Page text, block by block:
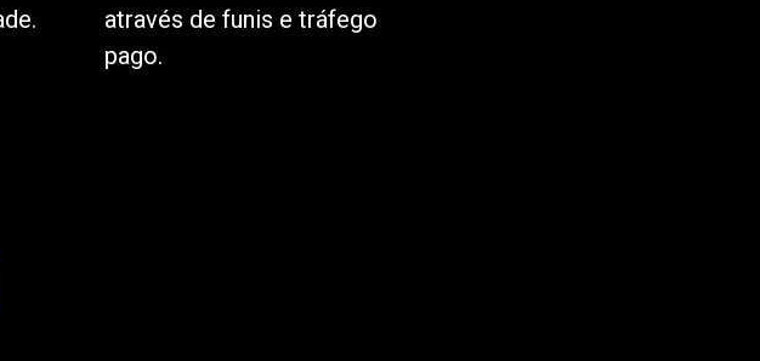
através de funis e tráfego
pago.